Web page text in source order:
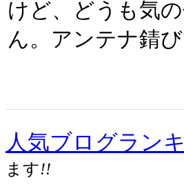
けど、どうも気
ん。アンテナ錆
人気ブログラン
ます!!